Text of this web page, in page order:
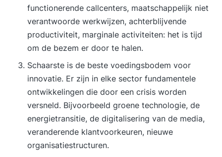
functionerende callcenters, maatschappelijk niet
verantwoorde werkwijzen, achterblijvende
productiviteit, marginale activiteiten: het is tijd
om de bezem er door te halen.
Schaarste is de beste voedingsbodem voor
innovatie. Er zijn in elke sector fundamentele
ontwikkelingen die door een crisis worden
versneld. Bijvoorbeeld groene technologie, de
energietransitie, de digitalisering van de media,
veranderende klantvoorkeuren, nieuwe
organisatiestructuren.